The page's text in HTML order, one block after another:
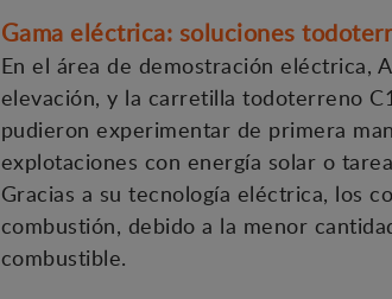
Gama eléctrica: soluciones
En el área de demostración eléctrica,
elevación, y la carretilla todoterreno
pudieron experimentar de primera
explotaciones con energía solar o
Gracias a su tecnología eléctrica, los
combustión, debido a la menor
combustible.